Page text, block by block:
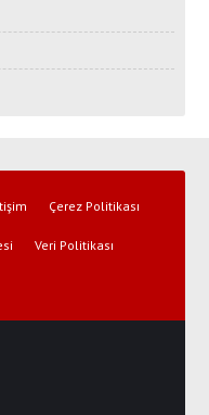
Çerez Politikası
Veri Politikası